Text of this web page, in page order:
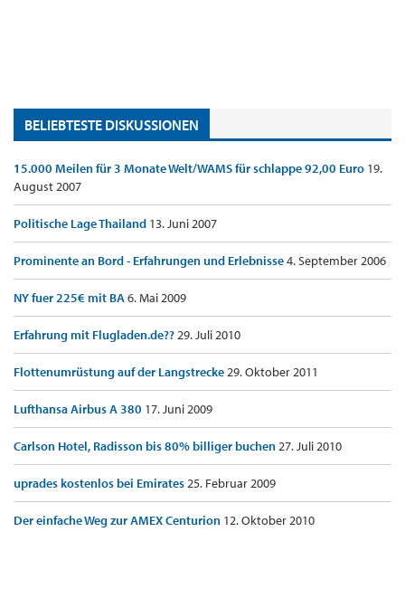
BELIEBTESTE DISKUSSIONEN
15.000 Meilen für 3 Monate Welt/WAMS für schlappe 92,00 Euro 19.
August 2007
Politische Lage Thailand 13. Juni 2007
Prominente an Bord - Erfahrungen und Erlebnisse4. September 2006
NY fuer 225€ mit BA6. Mai 2009
Erfahrung mit Flugladen.de??29. Juli 2010
Flottenumrüstung auf der Langstrecke29. Oktober 2011
Lufthansa Airbus A 380 17. Juni 2009
Carlson Hotel, Radisson bis 80% billiger buchen27. Juli 2010
uprades kostenlos bei Emirates25. Februar 2009
Der einfache Weg zur AMEX Centurion 12. Oktober 2010